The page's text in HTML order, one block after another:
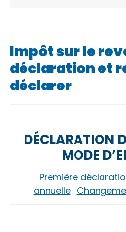
Impôt sur le
déclaration et
déclarer
DÉCLARATION
MODE
Première
annuelle